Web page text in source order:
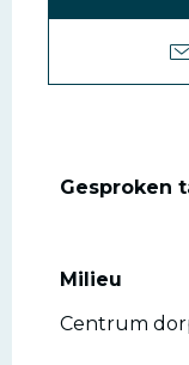
Gesproken
Gesproken
Milieu
Milieu
Centrum